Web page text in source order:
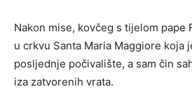
Nakon mise, kovčeg s tijelom pape
u crkvu Santa Maria Maggiore koja
posljednje počivalište, a sam čin
iza zatvorenih vrata.